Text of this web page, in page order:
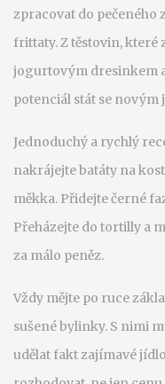
zpracovat do pečeného
frittaty. Z těstovin, které
jogurtovým dresinkem
potenciál stát se novým
Jednoduchý a rychlý
nakrájejte batáty na
měkka. Přidejte černé
Přeházejte do tortilly a
za málo peněz.
Vždy mějte po ruce
sušené bylinky. S nimi
udělat fakt zajímavé